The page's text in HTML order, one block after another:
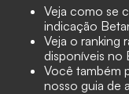
Veja como se
indicação
Veja o ranking
disponíveis no
Você também
nosso guia de